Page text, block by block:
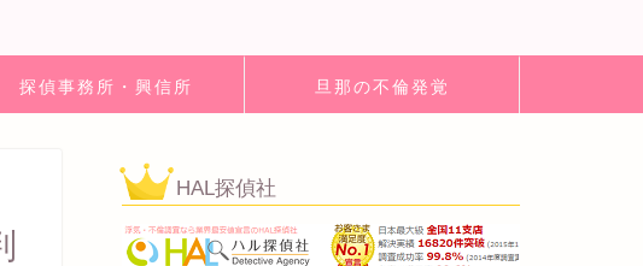
探偵事務所・興信所 旦那の不倫発覚
HAL探偵社